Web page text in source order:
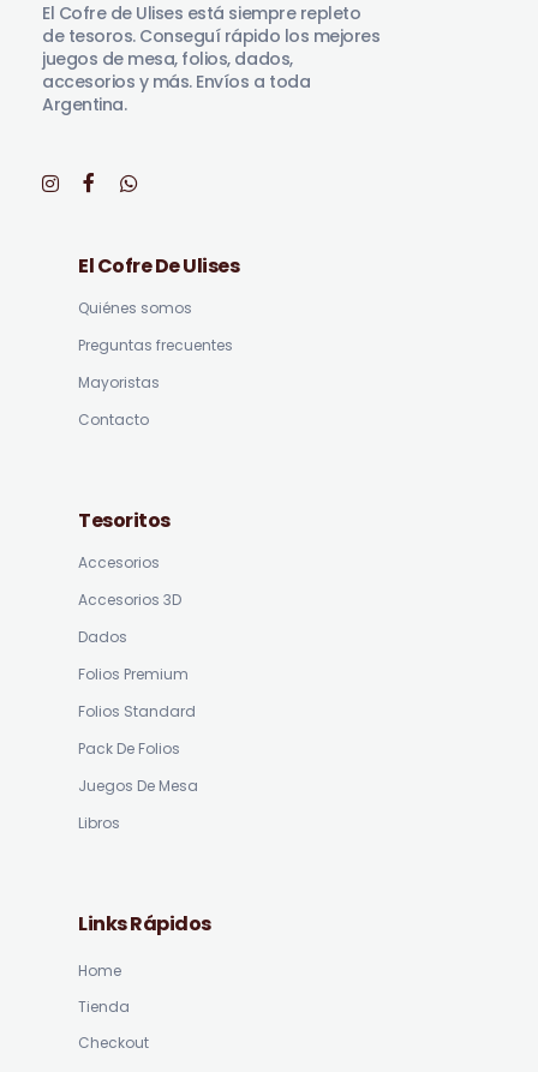
El Cofre de Ulises está siempre repleto
de tesoros. Conseguí rápido los mejores
juegos de mesa, folios, dados,
accesorios y más. Envíos a toda
Argentina.
El Cofre De Ulises
Quiénes somos
Preguntas frecuentes
Mayoristas
Contacto
Tesoritos
Accesorios
Accesorios 3D
Dados
Folios Premium
Folios Standard
Pack De Folios
Juegos De Mesa
Libros
Links Rápidos
Home
Tienda
Checkout